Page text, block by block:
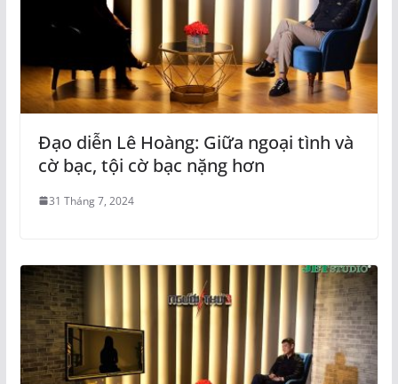
Đạo diễn Lê Hoàng: Giữa ngoại tình và
cờ bạc, tội cờ bạc nặng hơn
31 Tháng 7, 2024